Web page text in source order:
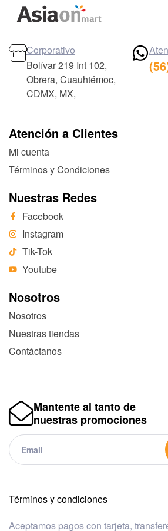
Atención a Clientes
Mi cuenta
Términos y Condiciones
Nuestras Redes
Facebook
Instagram
Tik-Tok
Youtube
Nosotros
Nosotros
Nuestras tiendas
Contáctanos
Corporativo
Bolívar 219 Int 102,
Obrera, Cuauhtémoc,
CDMX, MX,
Mantente al tanto de
nuestras promociones
Términos y condiciones
Aceptamos pagos con tarjeta,